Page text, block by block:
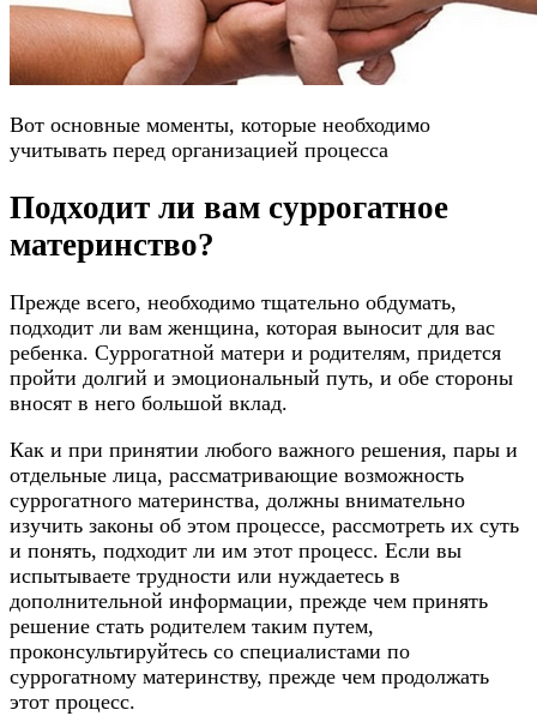
Вот основные моменты, которые необходимо
учитывать перед организацией процесса
Подходит ли вам суррогатное
материнство?
Прежде всего, необходимо тщательно обдумать,
подходит ли вам женщина, которая выносит для вас
ребенка. Суррогатной матери и родителям, придется
пройти долгий и эмоциональный путь, и обе стороны
вносят в него большой вклад.
Как и при принятии любого важного решения, пары и
отдельные лица, рассматривающие возможность
суррогатного материнства, должны внимательно
изучить законы об этом процессе, рассмотреть их суть
и понять, подходит ли им этот процесс. Если вы
испытываете трудности или нуждаетесь в
дополнительной информации, прежде чем принять
решение стать родителем таким путем,
проконсультируйтесь со специалистами по
суррогатному материнству, прежде чем продолжать
этот процесс.